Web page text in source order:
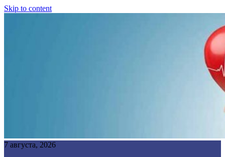
Skip to content
7 августа, 2026